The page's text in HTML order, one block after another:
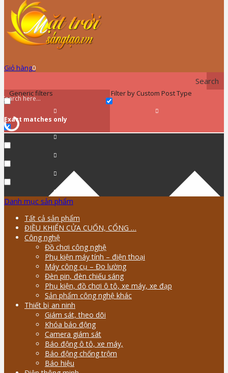
Giỏ hàng0
Search
Generic filters
Exact matches only
Filter by Custom Post Type
Danh mục sản phẩm
Tất cả sản phẩm
ĐIỀU KHIỂN CỬA CUỐN, CỔNG …
Công nghệ
Đồ chơi công nghệ
Phụ kiện máy tính – điện thoại
Máy công cụ – Đo lường
Đèn pin, đèn chiếu sáng
Phụ kiện, đồ chơi ô tô, xe máy, xe đạp
Sản phẩm công nghệ khác
Thiết bị an ninh
Giám sát, theo dõi
Khóa báo động
Camera giám sát
Báo động ô tô, xe máy,
Báo động chống trộm
Báo hiệu